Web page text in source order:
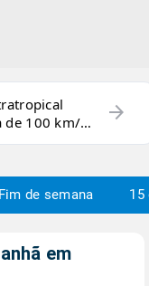
de 100 km/h
arrow_forward
Fim de semana 15
em